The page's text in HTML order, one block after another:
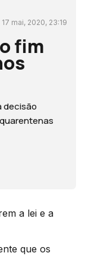
17 mai, 2020, 23:19
fim
decisão
a lei e a
que os